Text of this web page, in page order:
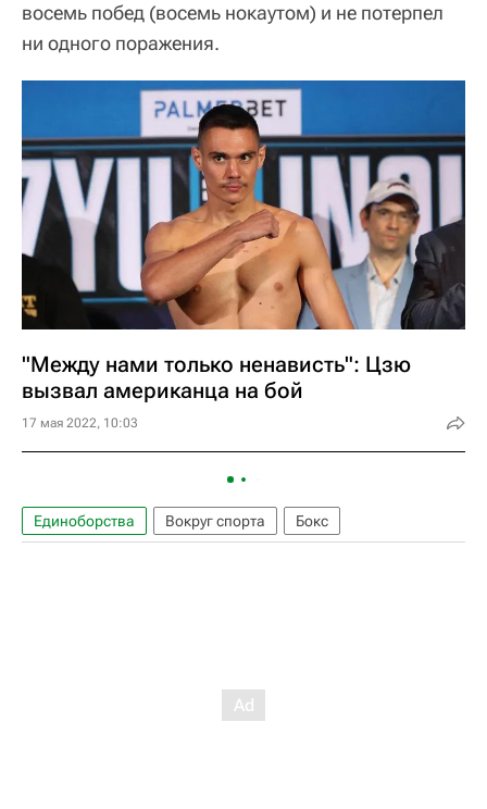
восемь побед (восемь нокаутом) и не потерпел
ни одного поражения.
"Между нами только ненависть": Цзю
вызвал американца на бой
17 мая 2022, 10:03
Единоборства Вокруг спорта Бокс